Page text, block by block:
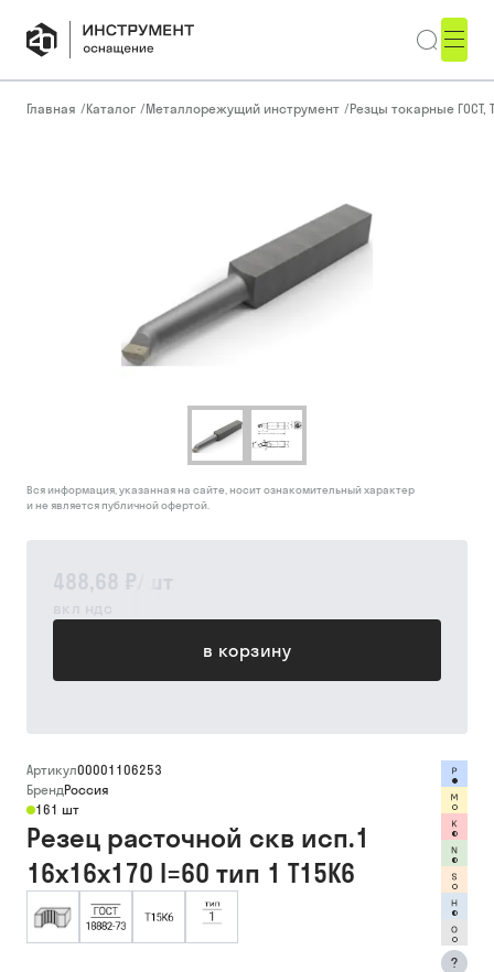
Главная /Каталог /Металлорежущий инструмент /Резцы токарные ГОСТ,
488,68 ₽ шт
вкл ндс
в корзину
Вся информация, указанная на сайте, носит ознакомительный характер
и не является публичной офертой.
Артикул00001106253
БрендРоссия
161 шт
Резец расточной скв исп.1
16х16х170 l=60 тип 1 Т15К6
?